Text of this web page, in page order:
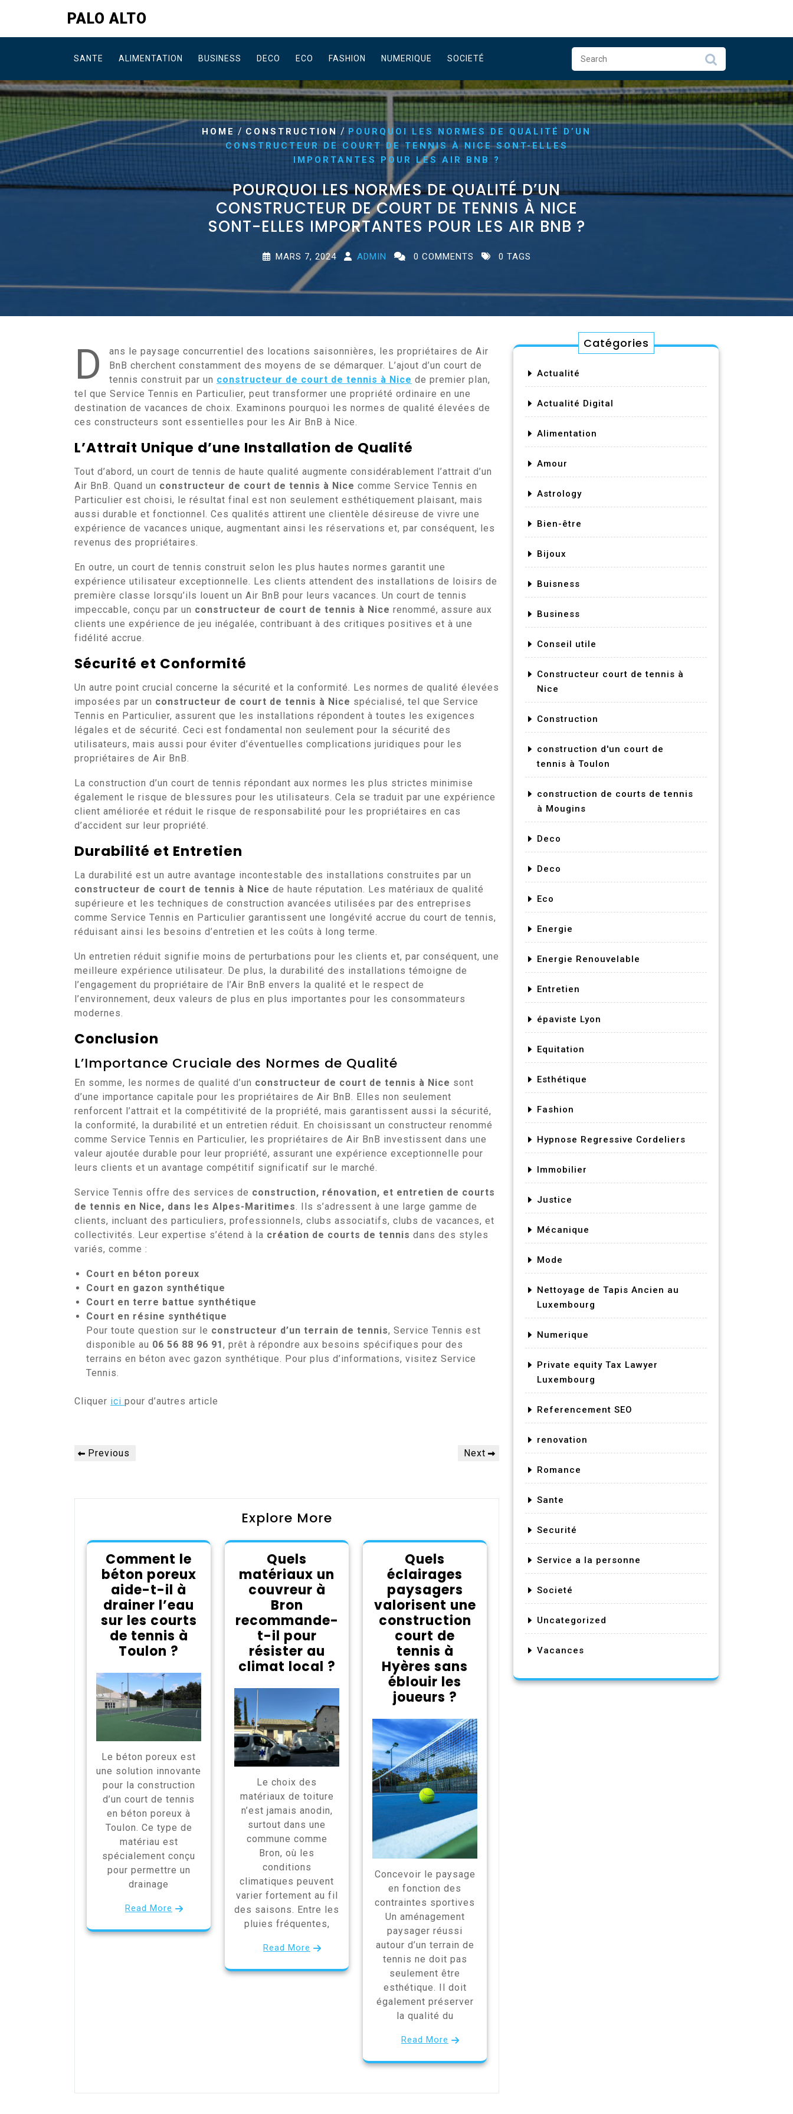
content
PALO ALTO
SANTE ALIMENTATION BUSINESS DECO ECO FASHION NUMERIQUE SOCIETÉ
HOME/ CONSTRUCTION / POURQUOI LES NORMES DE QUALITÉ D’UN
CONSTRUCTEUR DE COURT DE TENNIS À NICE SONT-ELLES
IMPORTANTES POUR LES AIR BNB ?
POURQUOI LES NORMES DE QUALITÉ D’UN
CONSTRUCTEUR DE COURT DE TENNIS À NICE
SONT-ELLES IMPORTANTES POUR LES AIR BNB ?
MARS 7, 2024 ADMIN 0 COMMENTS 0 TAGS
D
ans le paysage concurrentiel des locations saisonnières, les propriétaires de Air
BnB cherchent constamment des moyens de se démarquer. L’ajout d’un court de
tennis construit par un constructeur de court de tennis à Nice de premier plan,
tel que Service Tennis en Particulier, peut transformer une propriété ordinaire en une
destination de vacances de choix. Examinons pourquoi les normes de qualité élevées de
ces constructeurs sont essentielles pour les Air BnB à Nice.
L’Attrait Unique d’une Installation de Qualité
Tout d’abord, un court de tennis de haute qualité augmente considérablement l’attrait d’un
Air BnB. Quand un constructeur de court de tennis à Nice comme Service Tennis en
Particulier est choisi, le résultat final est non seulement esthétiquement plaisant, mais
aussi durable et fonctionnel. Ces qualités attirent une clientèle désireuse de vivre une
expérience de vacances unique, augmentant ainsi les réservations et, par conséquent, les
revenus des propriétaires.
En outre, un court de tennis construit selon les plus hautes normes garantit une
expérience utilisateur exceptionnelle. Les clients attendent des installations de loisirs de
première classe lorsqu’ils louent un Air BnB pour leurs vacances. Un court de tennis
impeccable, conçu par un constructeur de court de tennis à Nice renommé, assure aux
clients une expérience de jeu inégalée, contribuant à des critiques positives et à une
fidélité accrue.
Sécurité et Conformité
Un autre point crucial concerne la sécurité et la conformité. Les normes de qualité élevées
imposées par un constructeur de court de tennis à Nice spécialisé, tel que Service
Tennis en Particulier, assurent que les installations répondent à toutes les exigences
légales et de sécurité. Ceci est fondamental non seulement pour la sécurité des
utilisateurs, mais aussi pour éviter d’éventuelles complications juridiques pour les
propriétaires de Air BnB.
La construction d’un court de tennis répondant aux normes les plus strictes minimise
également le risque de blessures pour les utilisateurs. Cela se traduit par une expérience
client améliorée et réduit le risque de responsabilité pour les propriétaires en cas
d’accident sur leur propriété.
Durabilité et Entretien
La durabilité est un autre avantage incontestable des installations construites par un
constructeur de court de tennis à Nice de haute réputation. Les matériaux de qualité
supérieure et les techniques de construction avancées utilisées par des entreprises
comme Service Tennis en Particulier garantissent une longévité accrue du court de tennis,
réduisant ainsi les besoins d’entretien et les coûts à long terme.
Un entretien réduit signifie moins de perturbations pour les clients et, par conséquent, une
meilleure expérience utilisateur. De plus, la durabilité des installations témoigne de
l’engagement du propriétaire de l’Air BnB envers la qualité et le respect de
l’environnement, deux valeurs de plus en plus importantes pour les consommateurs
modernes.
Conclusion
L’Importance Cruciale des Normes de Qualité
En somme, les normes de qualité d’un constructeur de court de tennis à Nice sont
d’une importance capitale pour les propriétaires de Air BnB. Elles non seulement
renforcent l’attrait et la compétitivité de la propriété, mais garantissent aussi la sécurité,
la conformité, la durabilité et un entretien réduit. En choisissant un constructeur renommé
comme Service Tennis en Particulier, les propriétaires de Air BnB investissent dans une
valeur ajoutée durable pour leur propriété, assurant une expérience exceptionnelle pour
leurs clients et un avantage compétitif significatif sur le marché.
Service Tennis offre des services de construction, rénovation, et entretien de courts
de tennis en Nice, dans les Alpes-Maritimes. Ils s’adressent à une large gamme de
clients, incluant des particuliers, professionnels, clubs associatifs, clubs de vacances, et
collectivités. Leur expertise s’étend à la création de courts de tennis dans des styles
variés, comme :
Court en béton poreux
Court en gazon synthétique
Court en terre battue synthétique
Court en résine synthétique
Pour toute question sur le constructeur d’un terrain de tennis, Service Tennis est
disponible au 06 56 88 96 91, prêt à répondre aux besoins spécifiques pour des
terrains en béton avec gazon synthétique. Pour plus d’informations, visitez Service
Tennis.
Cliquer ici pour d’autres article
Navigation
de
Previous
Previous
Next
Next
Explore More
Comment le
béton poreux
aide-t-il à
drainer l’eau
sur les courts
de tennis à
Toulon ?
Le béton poreux est
une solution innovante
pour la construction
d’un court de tennis
en béton poreux à
Toulon. Ce type de
matériau est
spécialement conçu
pour permettre un
drainage
Read More
Quels
matériaux un
couvreur à
Bron
recommande-
t-il pour
résister au
climat local ?
Le choix des
matériaux de toiture
n’est jamais anodin,
surtout dans une
commune comme
Bron, où les
conditions
climatiques peuvent
varier fortement au fil
des saisons. Entre les
pluies fréquentes,
Read More
Quels
éclairages
paysagers
valorisent une
construction
court de
tennis à
Hyères sans
éblouir les
joueurs ?
Concevoir le paysage
en fonction des
contraintes sportives
Un aménagement
paysager réussi
autour d’un terrain de
tennis ne doit pas
seulement être
esthétique. Il doit
également préserver
la qualité du
Read More
Catégories
Actualité
Actualité Digital
Alimentation
Amour
Astrology
Bien-être
Bijoux
Buisness
Business
Conseil utile
Constructeur court de tennis à
Nice
Construction
construction d'un court de
tennis à Toulon
construction de courts de tennis
à Mougins
Deco
Deco
Eco
Energie
Energie Renouvelable
Entretien
épaviste Lyon
Equitation
Esthétique
Fashion
Hypnose Regressive Cordeliers
Immobilier
Justice
Mécanique
Mode
Nettoyage de Tapis Ancien au
Luxembourg
Numerique
Private equity Tax Lawyer
Luxembourg
Referencement SEO
renovation
Romance
Sante
Securité
Service a la personne
Societé
Uncategorized
Vacances